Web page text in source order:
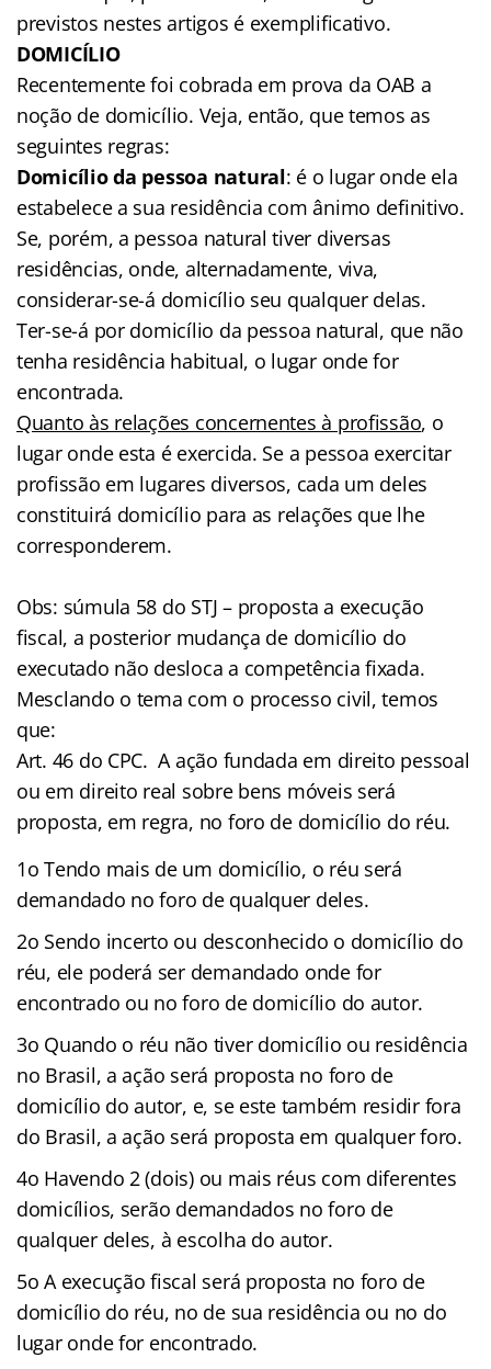
previstos nestes artigos é exemplificativo.
DOMICÍLIO
Recentemente foi cobrada em prova da OAB a
noção de domicílio. Veja, então, que temos as
seguintes regras:
Domicílio da pessoa natural: é o lugar onde ela
estabelece a sua residência com ânimo definitivo.
Se, porém, a pessoa natural tiver diversas
residências, onde, alternadamente, viva,
considerar-se-á domicílio seu qualquer delas.
Ter-se-á por domicílio da pessoa natural, que não
tenha residência habitual, o lugar onde for
encontrada.
Quanto às relações concernentes à profissão, o
lugar onde esta é exercida. Se a pessoa exercitar
profissão em lugares diversos, cada um deles
constituirá domicílio para as relações que lhe
corresponderem.
Obs: súmula 58 do STJ – proposta a execução
fiscal, a posterior mudança de domicílio do
executado não desloca a competência fixada.
Mesclando o tema com o processo civil, temos
que:
Art. 46 do CPC. A ação fundada em direito pessoal
ou em direito real sobre bens móveis será
proposta, em regra, no foro de domicílio do réu.
1o Tendo mais de um domicílio, o réu será
demandado no foro de qualquer deles.
2o Sendo incerto ou desconhecido o domicílio do
réu, ele poderá ser demandado onde for
encontrado ou no foro de domicílio do autor.
3o Quando o réu não tiver domicílio ou residência
no Brasil, a ação será proposta no foro de
domicílio do autor, e, se este também residir fora
do Brasil, a ação será proposta em qualquer foro.
4o Havendo 2 (dois) ou mais réus com diferentes
domicílios, serão demandados no foro de
qualquer deles, à escolha do autor.
5o A execução fiscal será proposta no foro de
domicílio do réu, no de sua residência ou no do
lugar onde for encontrado.